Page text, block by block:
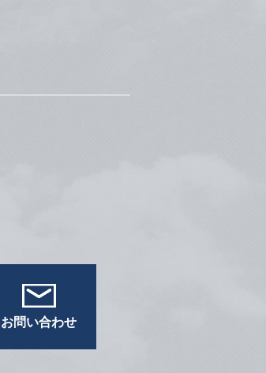
お問い合わせ